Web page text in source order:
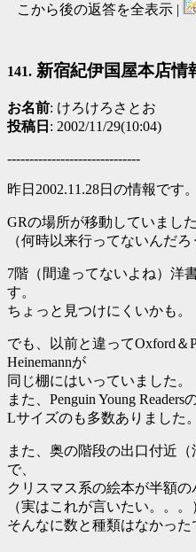
こから後の返答を全表示 |
141. 新宿紀伊国屋本店情
お名前: けろけろさとお
投稿日 : 2002/11/29(10:04)
------------------------------
昨日2002.11.28日の情報です。
GRの場所が移動していました
（何時以来行ってないんだろ
7階（間違ってないよね）洋
す。
ちょっと見つけにくいかも。
でも、以前と違ってOxford＆
Heinemannが
同じ棚にはいっていました。
また、Penguin Young Readers
Lサイズのも多数ありました。
また、奥の階段の出口付近（
で、
クリスマス系の絵本が半額の
（実はこれが言いたい。。。
そんなに数と種類はなかった